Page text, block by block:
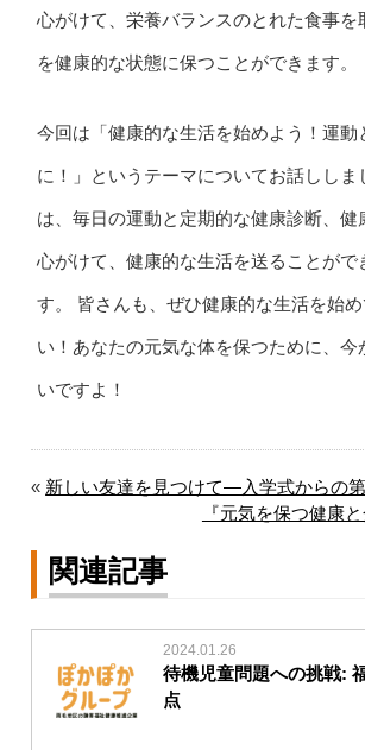
心がけて、栄養バランスのとれた食事を
を健康的な状態に保つことができます。
今回は「健康的な生活を始めよう！運動
に！」というテーマについてお話ししま
は、毎日の運動と定期的な健康診断、健
心がけて、健康的な生活を送ることがで
す。 皆さんも、ぜひ健康的な生活を始
い！あなたの元気な体を保つために、今
いですよ！
« 新しい友達を見つけて―入学式からの
『元気を保つ健康
関連記事
2024.01.26
待機児童問題への挑戦:
点